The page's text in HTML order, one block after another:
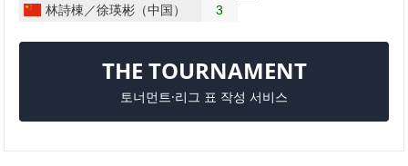
林詩棟／徐瑛彬（中国）
3
THE TOURNAMENT
토너먼트·리그 표 작성 서비스